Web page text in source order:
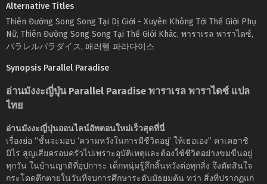
Alternative Titles
Thiên Đường Song Song Tại Dị Giới - Xuyên Không Tới Thế Giới Phụ
Nữ, Thiên Đường Song Song Tại Thế Giới Khác, พาราเรล พาราไดซ์,
パラレルパラダイス, 패러렐 파라다이스
Synopsis Parallel Paradise
อ่านมังงะญี่ปุ่น Parallel Paradise พาราเรล พาราไดซ์ แปล
ไทย
อ่านมังงะญี่ปุ่นออนไลน์อัพตอนใหม่เร็วสุดที่นี่
เรื่องย่อ “ชั้นจะมอบ ‘ความหวังในการมีชีวิตอยู่’ ให้เธอเอง” คาเคฮาชิ
มิไร สูญเสียครอบครัวไปเพราะอุบัติเหตุและต้องใช้ชีวิตอย่างขมขื่นอยู่
ทุกวัน ในบ้านญาติที่อุปการะ เด็กหนุ่มรู้สึกสิ้นหวังต่อทุกสิ่ง จึงตัดสินใจ
กระโดดตึกตายในวันที่จบการศึกษาระดับมัธยมต้น ทว่า สิ่งที่ปรากฏแก่